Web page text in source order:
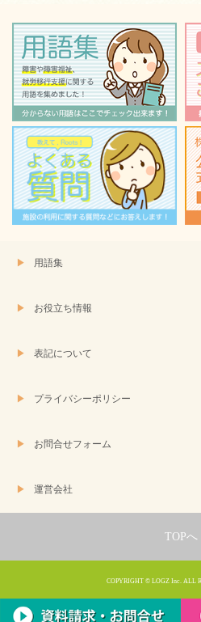
ウ
ィ
ン
ド
ウ
で
開
き
ま
す)
て
く
だ
さ
い
(新
し
い
ウ
ィ
ン
ド
ウ
で
開
き
ま
す)
用語集
お役立ち情報
表記について
プライバシーポリシー
お問合せフォーム
運営会社
TOPへ
COPYRIGHT © LOGZ Inc. ALL